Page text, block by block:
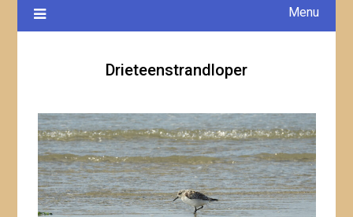
Menu
Drieteenstrandloper